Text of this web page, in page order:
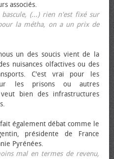
associés.
(...) rien n'est fixé sur
la métha, on a un prix de
un des soucis vient de la
nuisances olfactives ou des
C'est vrai pour les
les prisons ou autres
bien des infrastructures
également débat comme le
présidente de France
Pyrénées.
mal en termes de revenu,